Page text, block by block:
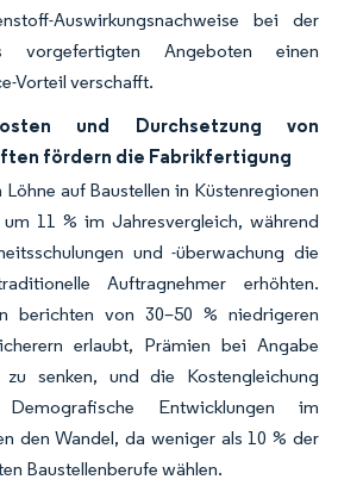
Auswirkungsnachweise bei der
vorgefertigten Angeboten einen
Vorteil verschafft.
und Durchsetzung von
fördern die Fabrikfertigung
auf Baustellen in Küstenregionen
11 % im Jahresvergleich, während
und -überwachung die
Auftragnehmer erhöhten.
berichten von 30–50 % niedrigeren
erlaubt, Prämien bei Angabe
senken, und die Kostengleichung
Entwicklungen im
den Wandel, da weniger als 10 % der
Baustellenberufe wählen.